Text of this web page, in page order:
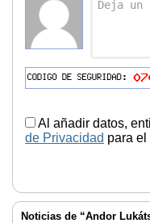
Al añadir datos,
de Privacidad para el
Noticias de “Andor